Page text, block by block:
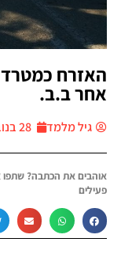
האזרח
אחר ב.ב.
גיל מלמד 28 בנובמבר, 2018
אוהבים את הכתבה?
פעילים